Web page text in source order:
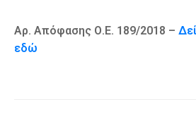
Αρ. Απόφασης Ο.Ε. 189/2018 –
εδώ